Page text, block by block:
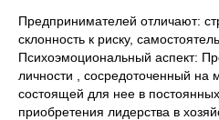
Предпринимателей отличают:
склонность к риску,
Психоэмоциональный аспект:
личности , сосредоточенный на
состоящей для нее в
приобретения лидерства в